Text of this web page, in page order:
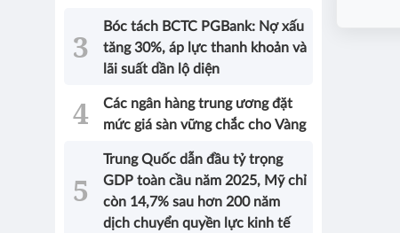
Bóc tách BCTC PGBank: Nợ xấu
tăng 30%, áp lực thanh khoản và
lãi suất dần lộ diện
Các ngân hàng trung ương đặt
mức giá sàn vững chắc cho Vàng
Trung Quốc dẫn đầu tỷ trọng
GDP toàn cầu năm 2025, Mỹ chỉ
còn 14,7% sau hơn 200 năm
dịch chuyển quyền lực kinh tế